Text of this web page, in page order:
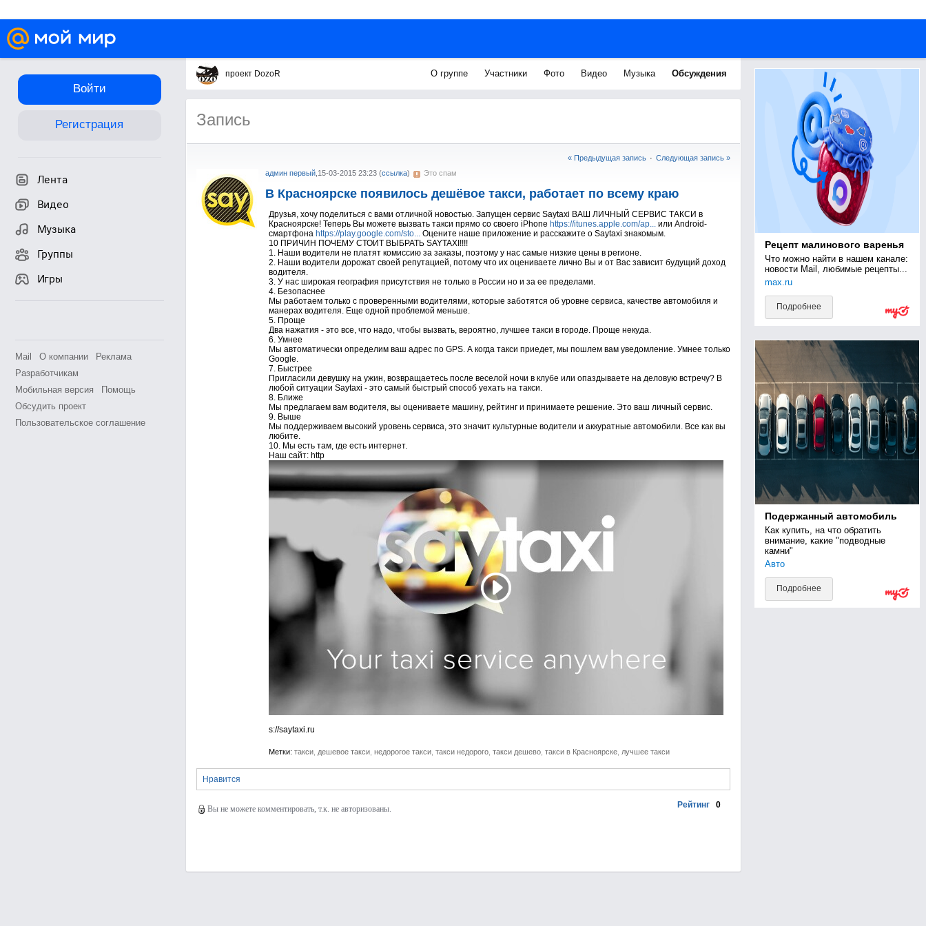
Войти
Регистрация
Лента
Видео
Музыка
Группы
Игры
Mail О компании
Реклама
Разработчикам
Мобильная версия
Помощь
Обсудить проект
Пользовательское соглашение
проект DozoR О группе Участники Фото Видео Музыка Обсуждения
Запись
« Предыдущая запись · Следующая запись »
админ первый, 15-03-2015 23:23 (ссылка) Это спам
В Красноярске появилось дешёвое такси, работает по всему краю
Друзья, хочу поделиться с вами отличной новостью. Запущен сервис Saytaxi ВАШ ЛИЧНЫЙ СЕРВИС ТАКСИ в
Красноярске! Теперь Вы можете вызвать такси прямо со своего iPhone https://itunes.apple.com/ap...или Android-
смартфона https://play.google.com/sto...Оцените наше приложение и расскажите о Saytaxi знакомым.
10 ПРИЧИН ПОЧЕМУ СТОИТ ВЫБРАТЬ SAYTAXI!!!!
1. Наши водители не платят комиссию за заказы, поэтому у нас самые низкие цены в регионе.
2. Наши водители дорожат своей репутацией, потому что их оцениваете лично Вы и от Вас зависит будущий доход
водителя.
3. У нас широкая география присутствия не только в России но и за ее пределами.
4. Безопаснее
Мы работаем только с проверенными водителями, которые заботятся об уровне сервиса, качестве автомобиля и
манерах водителя. Еще одной проблемой меньше.
5. Проще
Два нажатия - это все, что надо, чтобы вызвать, вероятно, лучшее такси в городе. Проще некуда.
6. Умнее
Мы автоматически определим ваш адрес по GPS. А когда такси приедет, мы пошлем вам уведомление. Умнее только
Google.
7. Быстрее
Пригласили девушку на ужин, возвращаетесь после веселой ночи в клубе или опаздываете на деловую встречу? В
любой ситуации Saytaxi - это самый быстрый способ уехать на такси.
8. Ближе
Мы предлагаем вам водителя, вы оцениваете машину, рейтинг и принимаете решение. Это ваш личный сервис.
9. Выше
Мы поддерживаем высокий уровень сервиса, это значит культурные водители и аккуратные автомобили. Все как вы
любите.
10. Мы есть там, где есть интернет.
Наш сайт: http
s://saytaxi.ru
Метки: такси, дешевое такси, недорогое такси, такси недорого, такси дешево, такси в Красноярске, лучшее такси
Нравится
Вы не можете комментировать, т.к. не авторизованы. Рейтинг 0
Рецепт малинового варенья
Что можно найти в нашем канале:
новости Mail, любимые рецепты...
max.ru
Подробнее
Подержанный автомобиль
Как купить, на что обратить
внимание, какие "подводные
камни"
Авто
Подробнее